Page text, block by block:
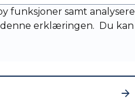
funksjoner samt analysere
erklæringen. Du kan